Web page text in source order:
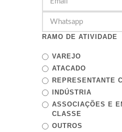
RAMO DE ATIVIDADE
VAREJO
ATACADO
REPRESENTANTE
INDÚSTRIA
ASSOCIAÇÕES E
CLASSE
OUTROS